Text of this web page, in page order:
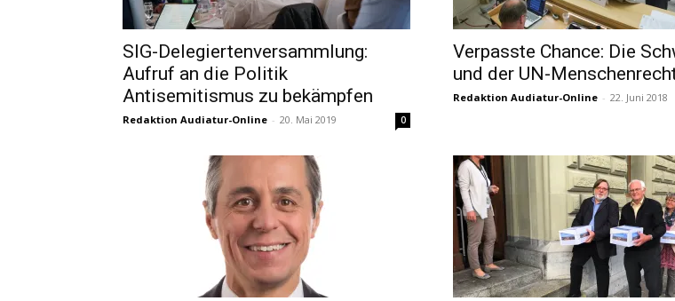
SIG-Delegiertenversammlung:
Aufruf an die Politik
Antisemitismus zu bekämpfen
Redaktion Audiatur-Online - 20. Mai 2019 0
Verpasste Chance: Die
und der UN-
Redaktion Audiatur-Online - 22. Juni 2018